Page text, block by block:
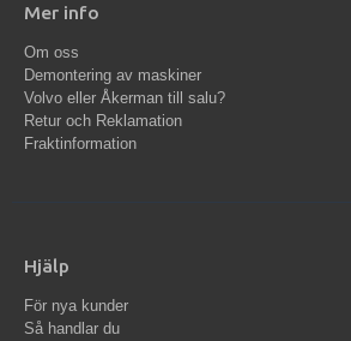
Mer info
Om oss
Demontering av maskiner
Volvo eller Åkerman till salu?
Retur och Reklamation
Fraktinformation
Hjälp
För nya kunder
Så handlar du